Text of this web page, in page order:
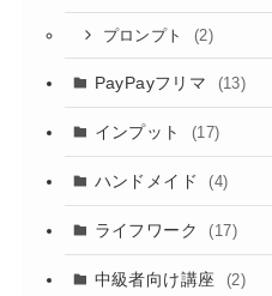
プロンプト (2)
PayPayフリマ (13)
インプット (17)
ハンドメイド (4)
ライフワーク (17)
中級者向け講座 (2)